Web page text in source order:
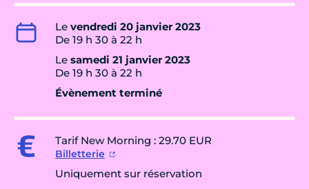
Le vendredi 20 janvier 2023
De 19 h 30 à 22 h
Le samedi 21 janvier 2023
De 19 h 30 à 22 h
Évènement terminé
Tarif New Morning : 29.70 EUR
Billetterie
Uniquement sur réservation